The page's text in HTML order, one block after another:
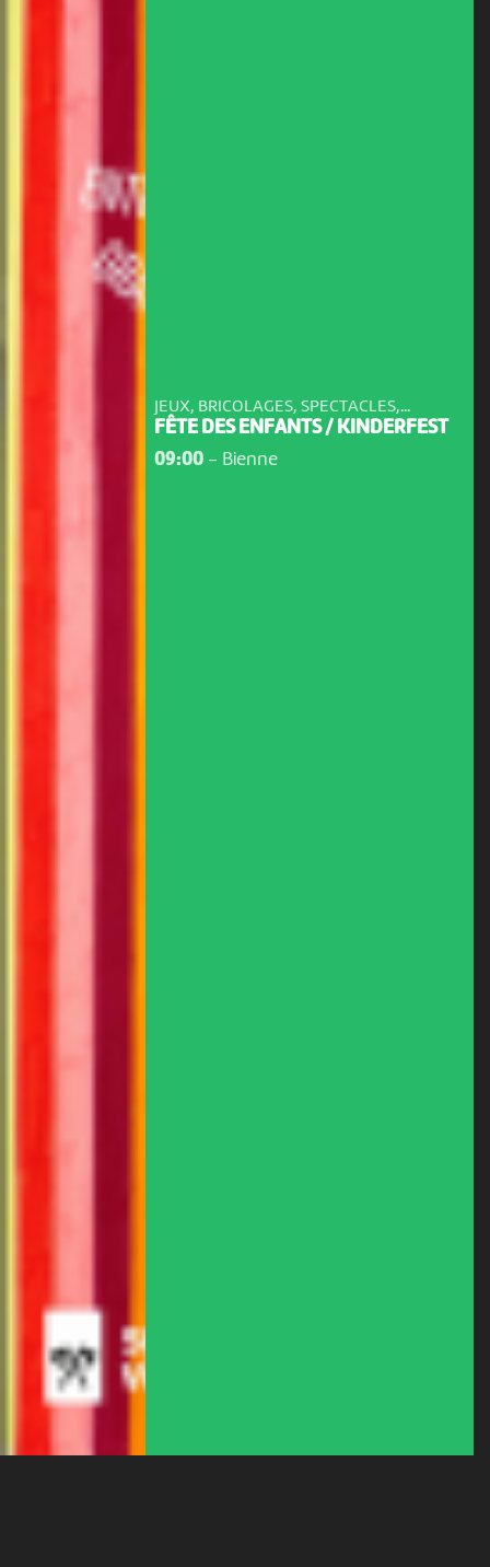
JEUX, BRICOLAGES, SPECTACLES,...
FÊTE DES ENFANTS / KINDERFEST
09:00- Bienne